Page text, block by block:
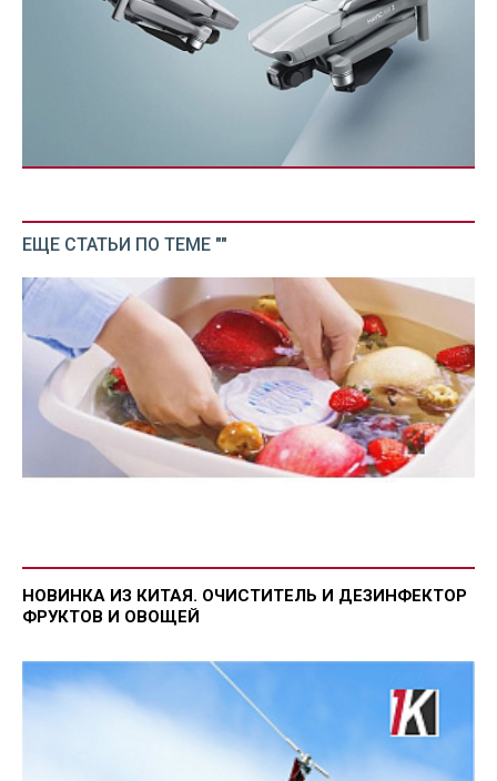
ЕЩЕ СТАТЬИ ПО ТЕМЕ ""
НОВИНКА ИЗ КИТАЯ. ОЧИСТИТЕЛЬ И ДЕЗИНФЕКТОР
ФРУКТОВ И ОВОЩЕЙ